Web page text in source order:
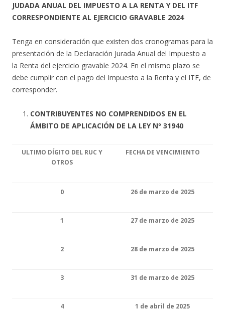
JUDADA ANUAL DEL IMPUESTO A LA RENTA Y DEL ITF
CORRESPONDIENTE AL EJERCICIO GRAVABLE 2024
Tenga en consideración que existen dos cronogramas para la
presentación de la Declaración Jurada Anual del Impuesto a
la Renta del ejercicio gravable 2024. En el mismo plazo se
debe cumplir con el pago del Impuesto a la Renta y el ITF, de
corresponder.
CONTRIBUYENTES NO COMPRENDIDOS EN EL
ÁMBITO DE APLICACIÓN DE LA LEY Nº 31940
ULTIMO DÍGITO DEL RUC Y
OTROS
FECHA DE VENCIMIENTO
0 26 de marzo de 2025
1 27 de marzo de 2025
2 28 de marzo de 2025
3 31 de marzo de 2025
4 1 de abril de 2025